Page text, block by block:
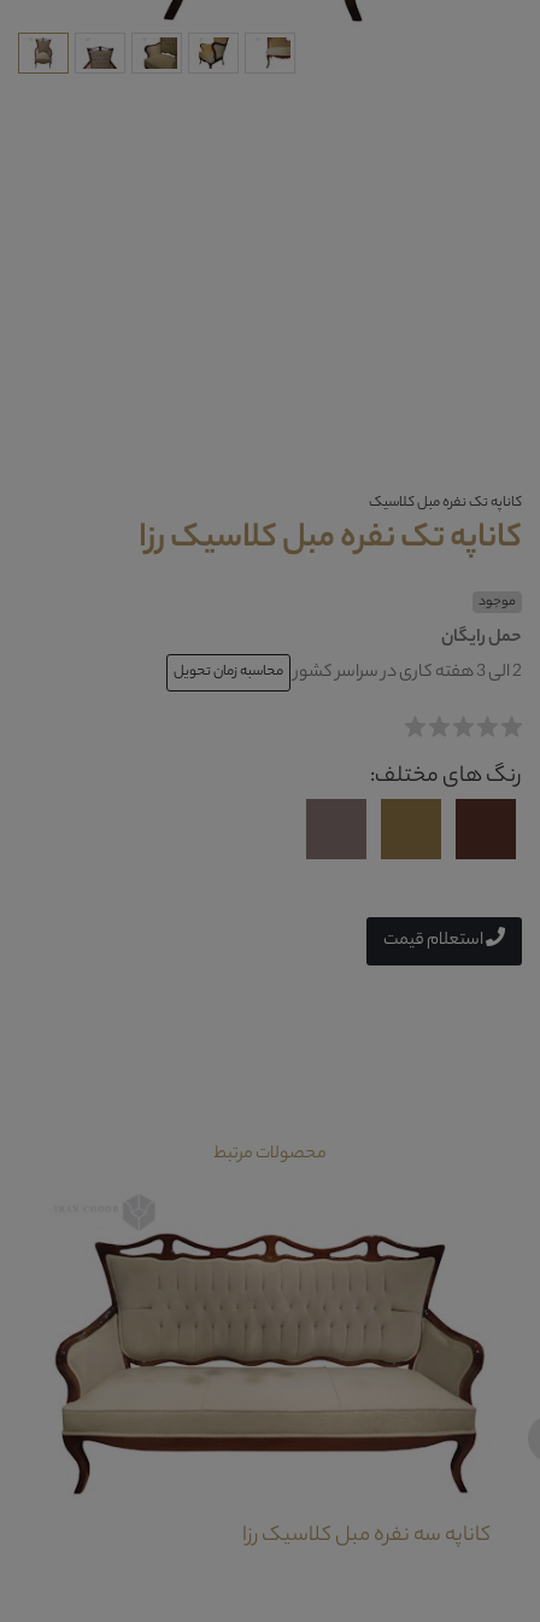
کاناپه تک نفره مبل کلاسیک
کاناپه تک نفره مبل کلاسیک رزا
موجود
حمل رایگان
2 الی 3 هفته کاری در سراسر کشور
محاسبه زمان تحویل
رنگ های مختلف:
استعلام قیمت
محصولات مرتبط
کاناپه سه نفره مبل کلاسیک رزا
‹